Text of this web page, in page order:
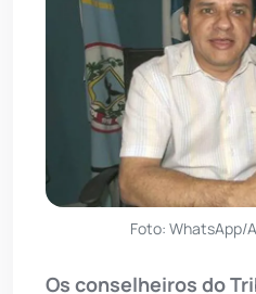
Foto: WhatsApp/
Os conselheiros do